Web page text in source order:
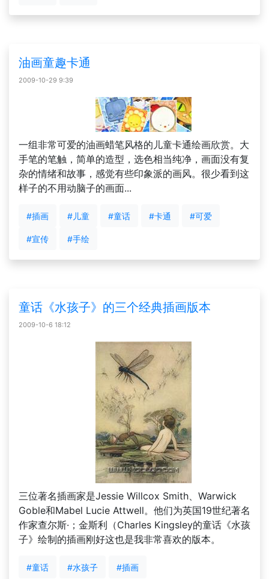
油画童趣卡通
2009-10-29 9:39
一组非常可爱的油画蜡笔风格的儿童卡通绘画欣赏。大
手笔的笔触，简单的造型，选色相当纯净，画面没有复
杂的情绪和故事，感觉有些印象派的画风。很少看到这
样子的不用动脑子的画面...
#插画 #儿童 #童话 #卡通 #可爱
#宣传 #手绘
童话《水孩子》的三个经典插画版本
2009-10-6 18:12
三位著名插画家是Jessie Willcox Smith、Warwick
Goble和Mabel Lucie Attwell。他们为英国19世纪著名
作家查尔斯·；金斯利（Charles Kingsley的童话《水孩
子》绘制的插画刚好这也是我非常喜欢的版本。
#童话 #水孩子 #插画